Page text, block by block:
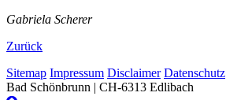
Gabriela Scherer
Zurück
Sitemap Impressum Disclaimer Datenschutz
Bad Schönbrunn | CH-6313 Edlibach